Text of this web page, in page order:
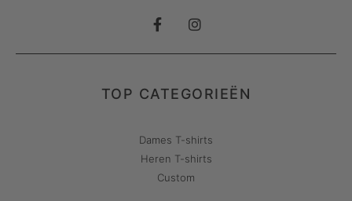
TOP CATEGORIEËN
Dames T-shirts
Heren T-shirts
Custom